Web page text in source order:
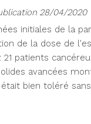
28/04/2020
initiales de la
de la dose de
21 patients
avancées
était bien toléré sans